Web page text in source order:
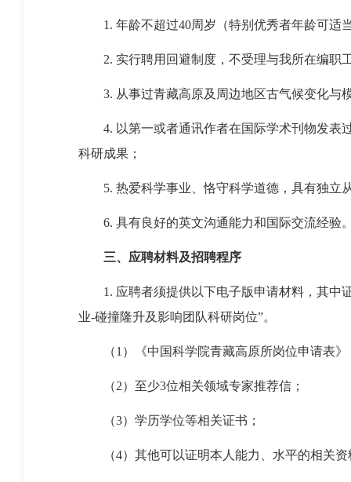
1. 年龄不超过40周岁 （特别优秀者年龄可适
2. 实行聘用回避制度，不受理与我所在编职
3. 从事过青藏高原及周边地区古气候变化与
4. 以第一或者通讯作者在国际学术刊物发表
科研成果；
5. 热爱科学事业、恪守科学道德，具有独立
6. 具有良好的英文沟通能力和国际交流经验
三、应聘材料及招聘程序
1. 应聘者须提供以下电子版申请材料，其中
业-碰撞隆升及影响团队科研岗位”。
（1） 《中国科学院青藏高原所岗位申请表》
（2）至少3位相关领域专家推荐信；
（3）学历学位等相关证书；
（4）其他可以证明本人能力、水平的相关